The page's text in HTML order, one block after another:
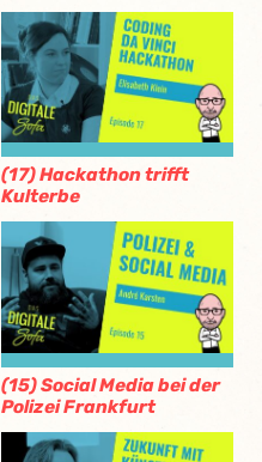
(17) Hackathon trifft
Kulterbe
(15) Social Media bei der
Polizei Frankfurt